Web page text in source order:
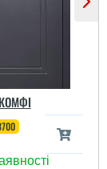
КОМФІ